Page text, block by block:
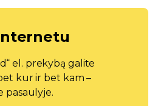
el. prekybą galite
kur ir bet kam –
pasaulyje.